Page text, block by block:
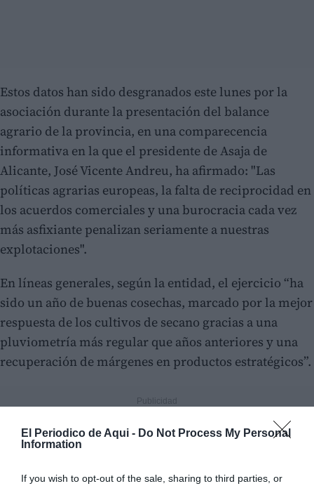
El Periodico de Aqui - Do Not Process My Personal
Information
If you wish to opt-out of the sale, sharing to third parties, or
Estos datos han sido desgranados este lunes por la
asociación durante la presentación del balance
agrario de la provincia, en una comparecencia
informativa en la que el presidente de Asaja de
Alicante, José Vicente Andreu, ha afirmado: "Las
políticas agrarias europeas, la falta de reciprocidad en
los acuerdos comerciales y una burocracia cada vez
más asfixiante penalizan seriamente a nuestras
explotaciones".
En líneas generales, según la entidad, el ejercicio “ha
sido un año de buenas cosechas, marcado por la mejor
respuesta de los cultivos de secano gracias a una
pluviometría más regular que años anteriores y una
recuperación de márgenes en productos estratégicos”.